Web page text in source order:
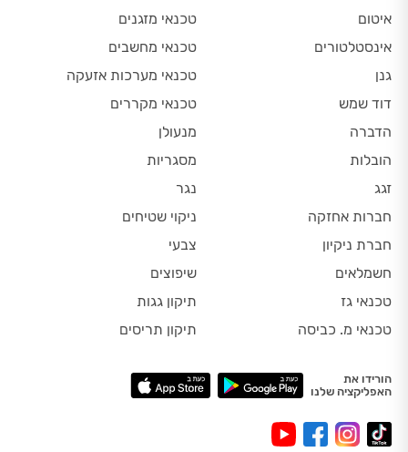
איטום
אינסטלטורים
גנן
דוד שמש
הדברה
הובלות
זגג
חברות אחזקה
חברת ניקיון
חשמלאים
טכנאי גז
טכנאי מ. כביסה
טכנאי מזגנים
טכנאי מחשבים
טכנאי מערכות אזעקה
טכנאי מקררים
מנעולן
מסגריות
נגר
ניקוי שטיחים
צבעי
שיפוצים
תיקון גגות
תיקון תריסים
הורידו את
האפליקציה שלנו